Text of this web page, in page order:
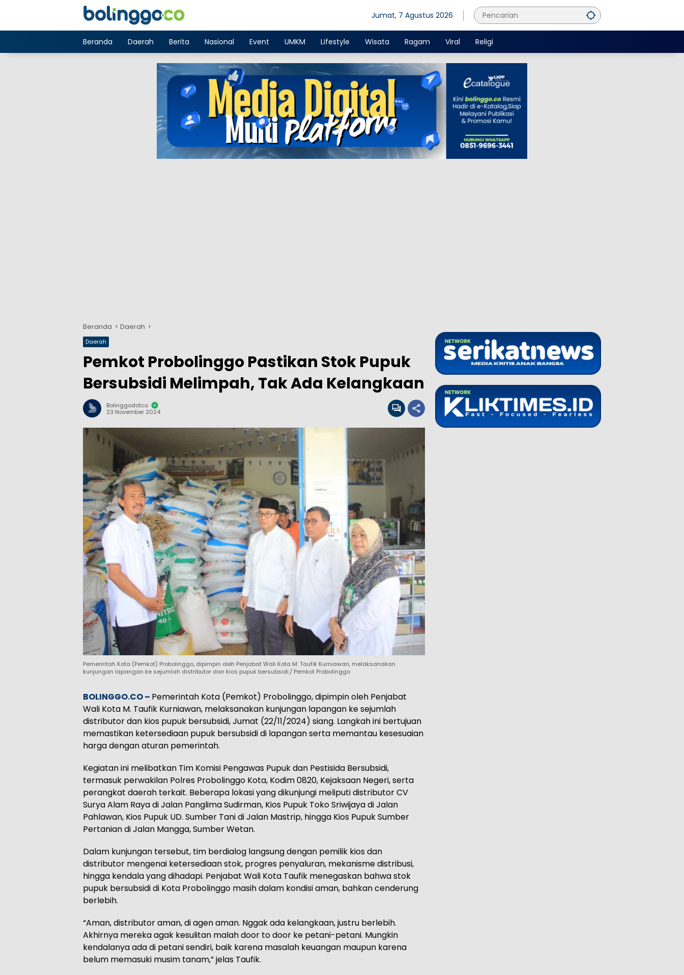
Jumat, 7 Agustus 2026
Beranda Daerah Berita Nasional Event UMKM Lifestyle Wisata Ragam Viral Religi
Beranda Daerah
Daerah
Pemkot Probolinggo Pastikan Stok Pupuk
Bersubsidi Melimpah, Tak Ada Kelangkaan
Bolinggodotco
23 November 2024
Pemerintah Kota (Pemkot) Probolinggo, dipimpin oleh Penjabat Wali Kota M. Taufik Kurniawan, melaksanakan
kunjungan lapangan ke sejumlah distributor dan kios pupuk bersubsidi./ Pemkot Probolinggo
BOLINGGO.CO – Pemerintah Kota (Pemkot) Probolinggo, dipimpin oleh Penjabat
Wali Kota M. Taufik Kurniawan, melaksanakan kunjungan lapangan ke sejumlah
distributor dan kios pupuk bersubsidi, Jumat (22/11/2024) siang. Langkah ini bertujuan
memastikan ketersediaan pupuk bersubsidi di lapangan serta memantau kesesuaian
harga dengan aturan pemerintah.
Kegiatan ini melibatkan Tim Komisi Pengawas Pupuk dan Pestisida Bersubsidi,
termasuk perwakilan Polres Probolinggo Kota, Kodim 0820, Kejaksaan Negeri, serta
perangkat daerah terkait. Beberapa lokasi yang dikunjungi meliputi distributor CV
Surya Alam Raya di Jalan Panglima Sudirman, Kios Pupuk Toko Sriwijaya di Jalan
Pahlawan, Kios Pupuk UD. Sumber Tani di Jalan Mastrip, hingga Kios Pupuk Sumber
Pertanian di Jalan Mangga, Sumber Wetan.
Dalam kunjungan tersebut, tim berdialog langsung dengan pemilik kios dan
distributor mengenai ketersediaan stok, progres penyaluran, mekanisme distribusi,
hingga kendala yang dihadapi. Penjabat Wali Kota Taufik menegaskan bahwa stok
pupuk bersubsidi di Kota Probolinggo masih dalam kondisi aman, bahkan cenderung
berlebih.
“Aman, distributor aman, di agen aman. Nggak ada kelangkaan, justru berlebih.
Akhirnya mereka agak kesulitan malah door to door ke petani-petani. Mungkin
kendalanya ada di petani sendiri, baik karena masalah keuangan maupun karena
belum memasuki musim tanam,” jelas Taufik.